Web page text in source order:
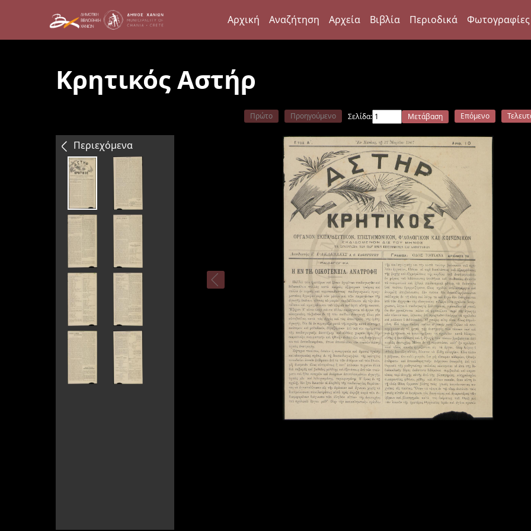
Αρχική Αναζήτηση Αρχεία Βιβλία Περιοδικά Φωτογραφίες
Κρητικός Αστήρ
Περιεχόμενα
Πρώτο Προηγούμενο Σελίδα: Μετάβαση Επόμενο